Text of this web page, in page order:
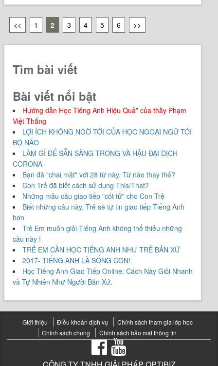
<< 1 2 3 4 5 6 >>
Tìm bài viết
Bài viết nổi bật
Hướng dẫn Học Tiếng Anh Hiệu Quả” của thầy Phạm
Việt Thắng
LỢI ÍCH KHÔNG NGỜ TỚI CỦA HỌC NGOẠI NGỮ TỚI
BỘ NÃO
LÀM GÌ ĐỂ SẴN SÀNG TRONG VÀ HẬU ĐẠI DỊCH
CORONA
Bạn đã "chai mặt" với 28 từ này. Từ nào thay thế?
Con Trẻ đã biết cách sử dụng This/That?
Những mẫu câu giao tiếp "cốt tử" cho Con Trẻ
Biết những câu này, Trẻ sẽ tự tin giao tiếp Tiếng Anh
hơn
Trẻ Em muốn giỏi Tiếng Anh không thể thiếu những
câu này !
TRẺ EM CẦN HỌC TIẾNG ANH NHƯ TRẺ BẢN XỨ
2017- TIẾNG ANH LÀ SỐNG CÒN!
Học Tiếng Anh Giao Tiếp Online: Cách Này Giỏi Nhanh
và Tự Nhiên Như Người Bản Xứ.
Giới thiệu Điều khoản dịch vụ
Chính sách tham gia lớp học
Chính sách chung
Chính sách bảo mật thông tin